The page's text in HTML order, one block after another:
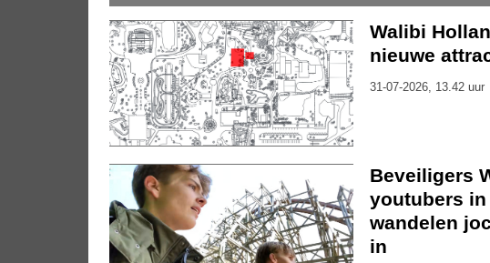
Walibi
nieuwe
31-07-2026, 13.42 uur
Beveiligers
youtubers in
wandelen
in